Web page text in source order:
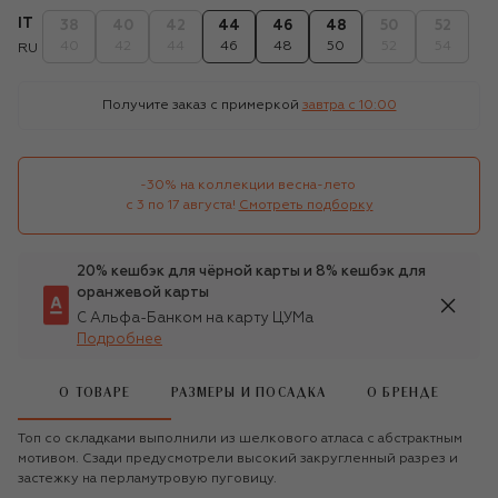
RU
44
46
46
48
48
50
Получите заказ с примеркой завтра c 10:00
-30% на коллекции весна-лето
с 3 по 17 августа! Смотреть подборку
20% кешбэк для чёрной карты и 8% кешбэк для
оранжевой карты
С Альфа-Банком на карту ЦУМа
Подробнее
О ТОВАРЕ РАЗМЕРЫ И ПОСАДКА О БРЕНДЕ
Топ со складками выполнили из шелкового атласа с абстрактным
мотивом. Сзади предусмотрели высокий закругленный разрез и
застежку на перламутровую пуговицу.